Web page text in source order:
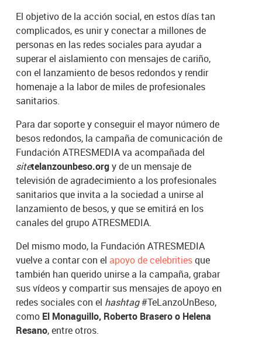
El objetivo de la acción social, en estos días tan
complicados, es unir y conectar a millones de
personas en las redes sociales para ayudar a
superar el aislamiento con mensajes de cariño,
con el lanzamiento de besos redondos y rendir
homenaje a la labor de miles de profesionales
sanitarios.
Para dar soporte y conseguir el mayor número de
besos redondos, la campaña de comunicación de
Fundación ATRESMEDIA va acompañada del
sitetelanzounbeso.orgy de un mensaje de
televisión de agradecimiento a los profesionales
sanitarios que invita a la sociedad a unirse al
lanzamiento de besos, y que se emitirá en los
canales del grupo ATRESMEDIA.
Del mismo modo, la Fundación ATRESMEDIA
vuelve a contar con el apoyo de celebritiesque
también han querido unirse a la campaña, grabar
sus vídeos y compartir sus mensajes de apoyo en
redes sociales con el hashtag#TeLanzoUnBeso,
como El Monaguillo, Roberto Brasero o Helena
Resano, entre otros.